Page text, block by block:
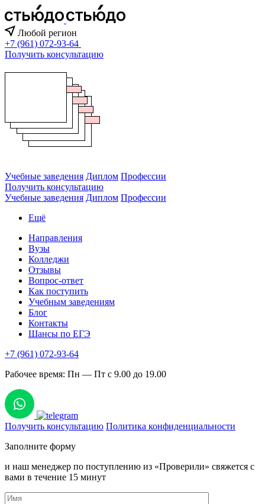
Любой регион
+7 (961) 072-93-64
Получить консультацию
Учебные заведения Диплом Профессии
Получить консультацию
Учебные заведения Диплом Профессии
Ещё
Направления
Вузы
Колледжи
Отзывы
Вопрос-ответ
Как поступить
Учебным заведениям
Блог
Контакты
Шансы по ЕГЭ
+7 (961) 072-93-64
Рабочее время: Пн — Пт с 9.00 до 19.00
Получить консультацию Политика конфиденциальности
Заполните форму
и наш менеджер по поступлению из «Проверили» свяжется с
вами в течение 15 минут